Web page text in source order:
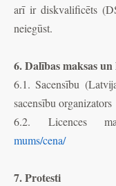
arī ir diskvalificēts
neiegūst.
6. Dalības maksas un
6.1. Sacensību
sacensību organizators
6.2. Licences
mums/cena/
7. Protesti